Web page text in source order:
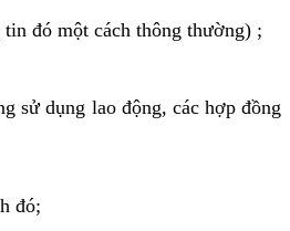
đó một cách thông thường) ;
sử dụng lao động, các hợp đồng
đó;